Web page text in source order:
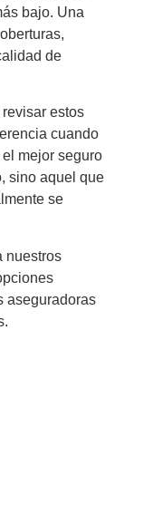
bajo. Una
de
estos
cuando
mejor seguro
sino aquel que
se
nuestros
aseguradoras